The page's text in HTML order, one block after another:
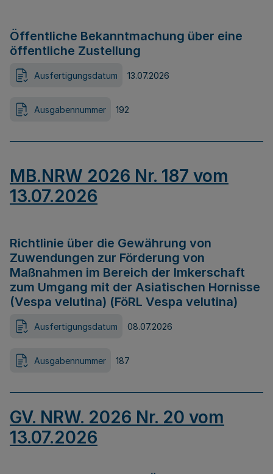
Öffentliche Bekanntmachung über eine
öffentliche Zustellung
Ausfertigungsdatum 13.07.2026
Ausgabennummer 192
MB.NRW 2026 Nr. 187 vom
13.07.2026
Richtlinie über die Gewährung von
Zuwendungen zur Förderung von
Maßnahmen im Bereich der Imkerschaft
zum Umgang mit der Asiatischen Hornisse
(Vespa velutina) (FöRL Vespa velutina)
Ausfertigungsdatum 08.07.2026
Ausgabennummer 187
GV. NRW. 2026 Nr. 20 vom
13.07.2026